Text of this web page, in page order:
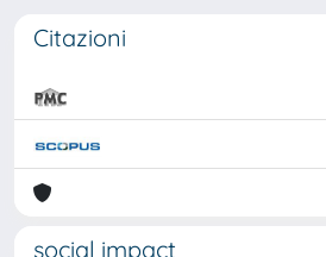
Citazioni
social impact